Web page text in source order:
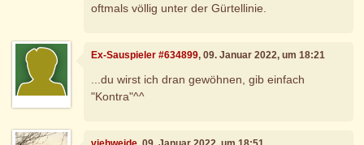
oftmals völlig unter der Gürtellinie.
Ex-Sauspieler #634899, 09. Januar 2022, um 18:21
...du wirst ich dran gewöhnen, gib einfach
"Kontra"^^